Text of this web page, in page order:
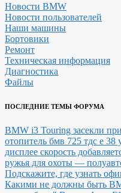
Новости BMW
Новости пользователей
Наши машины
Бортовики
Ремонт
Техническая информация
Диагностика
Файлы
ПОСЛЕДНИЕ ТЕМЫ ФОРУМА
BMW i3 Touring засекли
отопитель бмв 725 тдс е 38
дисплее скорость
ружья для охоты —
Подскажите, где узнать
Какими не должны быть